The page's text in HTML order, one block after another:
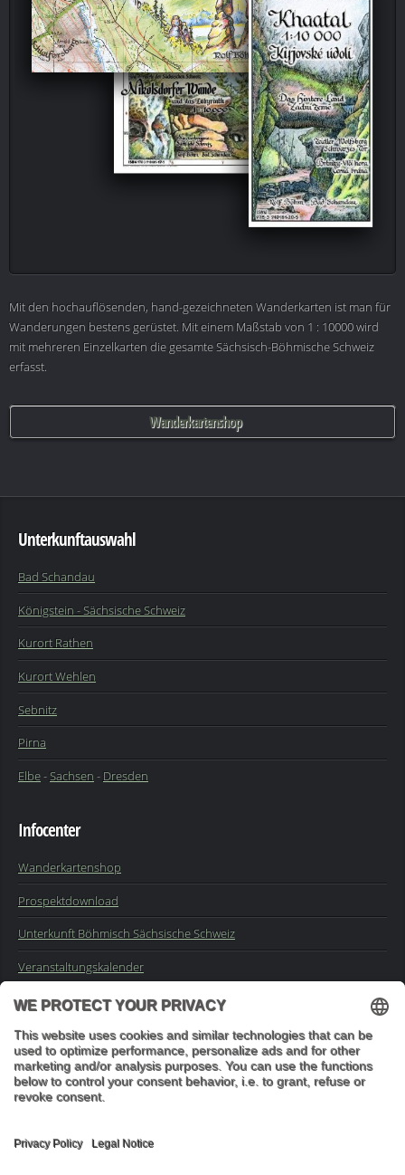
Mit den hochauflösenden, hand-gezeichneten Wanderkarten ist man für
Wanderungen bestens gerüstet. Mit einem Maßstab von 1 : 10000 wird
mit mehreren Einzelkarten die gesamte Sächsisch-Böhmische Schweiz
erfasst.
Wanderkartenshop
Unterkunftauswahl
Bad Schandau
Königstein - Sächsische Schweiz
Kurort Rathen
Kurort Wehlen
Sebnitz
Pirna
Elbe-Sachsen - Dresden
Infocenter
Wanderkartenshop
Prospektdownload
Unterkunft Böhmisch Sächsische Schweiz
Veranstaltungskalender
Impressum
Buchungsanfrage